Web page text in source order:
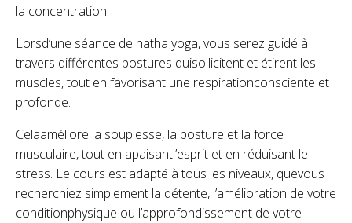
la concentration.
Lorsd’une séance de hatha yoga, vous serez guidé à
travers différentes postures quisollicitent et étirent les
muscles, tout en favorisant une respirationconsciente et
profonde.
Celaaméliore la souplesse, la posture et la force
musculaire, tout en apaisantl’esprit et en réduisant le
stress. Le cours est adapté à tous les niveaux, quevous
recherchiez simplement la détente, l’amélioration de votre
conditionphysique ou l’approfondissement de votre